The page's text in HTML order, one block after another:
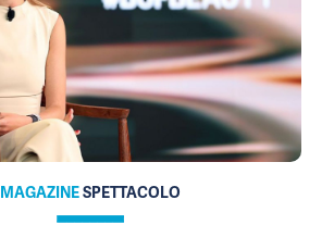
MAGAZINESPETTACOLO